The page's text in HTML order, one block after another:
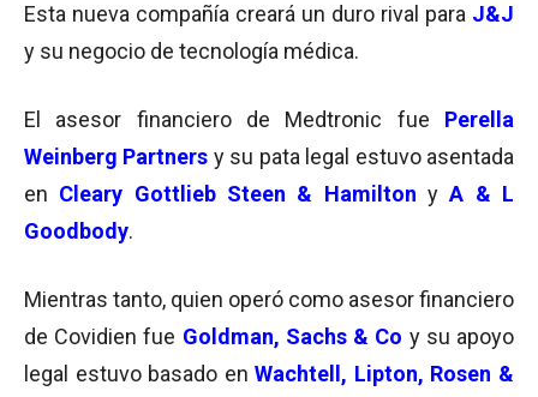
Esta nueva compañía creará un duro rival para J&J
y su negocio de tecnología médica.
El asesor financiero de Medtronic fue Perella
Weinberg Partners y su pata legal estuvo asentada
en Cleary Gottlieb Steen & Hamilton yA & L
Goodbody.
Mientras tanto, quien operó como asesor financiero
de Covidien fue Goldman, Sachs & Co y su apoyo
legal estuvo basado enWachtell, Lipton, Rosen &